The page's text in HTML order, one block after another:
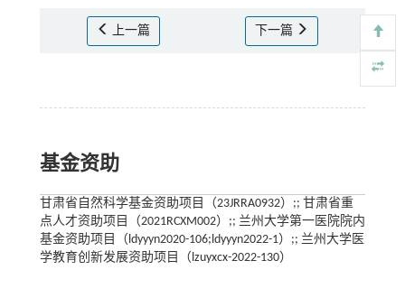
上一篇 下一篇
基金资助
甘肃省自然科学基金资助项目（23JRRA0932）;; 甘肃省重
点人才资助项目（2021RCXM002）;; 兰州大学第一医院院内
基金资助项目（ldyyyn2020-106;ldyyyn2022-1）;; 兰州大学医
学教育创新发展资助项目（lzuyxcx-2022-130）